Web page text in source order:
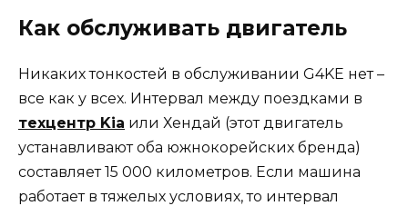
Как обслуживать двигатель
Никаких тонкостей в обслуживании G4KE нет –
все как у всех. Интервал между поездками в
техцентр Kia или Хендай (этот двигатель
устанавливают оба южнокорейских бренда)
составляет 15 000 километров. Если машина
работает в тяжелых условиях, то интервал